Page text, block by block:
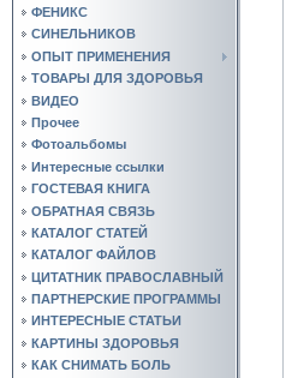
ФЕНИКС
СИНЕЛЬНИКОВ
ОПЫТ ПРИМЕНЕНИЯ
ТОВАРЫ ДЛЯ ЗДОРОВЬЯ
ВИДЕО
Прочее
Фотоальбомы
Интересные ссылки
ГОСТЕВАЯ КНИГА
ОБРАТНАЯ СВЯЗЬ
КАТАЛОГ СТАТЕЙ
КАТАЛОГ ФАЙЛОВ
ЦИТАТНИК ПРАВОСЛАВНЫЙ
ПАРТНЕРСКИЕ ПРОГРАММЫ
ИНТЕРЕСНЫЕ СТАТЬИ
КАРТИНЫ ЗДОРОВЬЯ
КАК СНИМАТЬ БОЛЬ